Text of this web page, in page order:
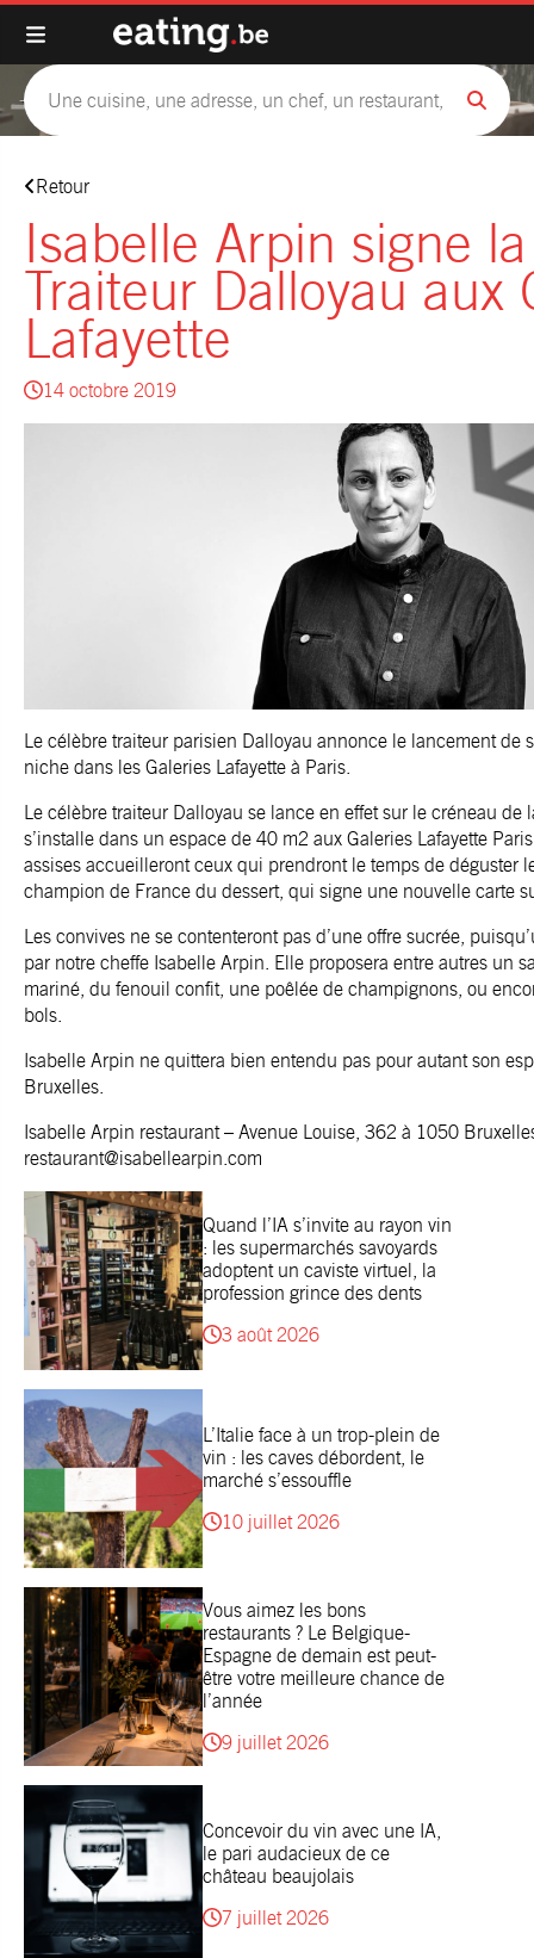
Retour
Isabelle Arpin signe
Traiteur Dalloyau aux
Lafayette
14 octobre 2019
Le célèbre traiteur parisien Dalloyau annonce le lancement de
niche dans les Galeries Lafayette à Paris.
Le célèbre traiteur Dalloyau se lance en effet sur le créneau de
s’installe dans un espace de 40 m2 aux Galeries Lafayette
assises accueilleront ceux qui prendront le temps de déguster
champion de France du dessert, qui signe une nouvelle carte
Les convives ne se contenteront pas d’une offre sucrée,
par notre cheffe Isabelle Arpin. Elle proposera entre autres un
mariné, du fenouil confit, une poêlée de champignons, ou
bols.
Isabelle Arpin ne quittera bien entendu pas pour autant son
Bruxelles.
Isabelle Arpin restaurant – Avenue Louise, 362 à 1050
restaurant@isabellearpin.com
Quand l’IA s’invite au rayon vin
: les supermarchés savoyards
adoptent un caviste virtuel, la
profession grince des dents
3 août 2026
L’Italie face à un trop-plein de
vin : les caves débordent, le
marché s’essouffle
10 juillet 2026
Vous aimez les bons
restaurants ? Le Belgique-
Espagne de demain est peut-
être votre meilleure chance de
l’année
9 juillet 2026
Concevoir du vin avec une IA,
le pari audacieux de ce
château beaujolais
7 juillet 2026